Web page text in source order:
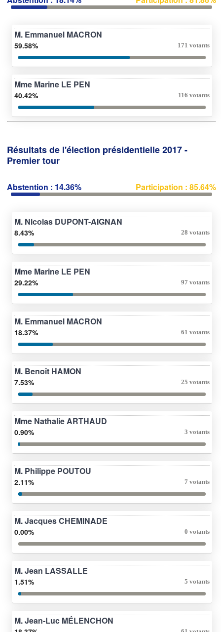
M. Emmanuel MACRON
59.58% 171 votants
Mme Marine LE PEN
40.42% 116 votants
Résultats de l'élection présidentielle 2017 -
Premier tour
Abstention : 14.36% Participation : 85.64%
M. Nicolas DUPONT-AIGNAN
8.43% 28 votants
Mme Marine LE PEN
29.22% 97 votants
M. Emmanuel MACRON
18.37% 61 votants
M. Benoît HAMON
7.53% 25 votants
Mme Nathalie ARTHAUD
0.90% 3 votants
M. Philippe POUTOU
2.11% 7 votants
M. Jacques CHEMINADE
0.00% 0 votants
M. Jean LASSALLE
1.51% 5 votants
M. Jean-Luc MÉLENCHON